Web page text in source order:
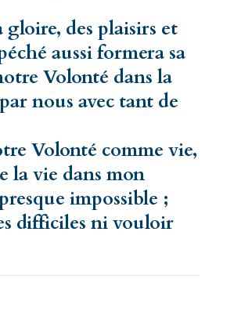
des plaisirs et
aussi formera sa
Volonté dans la
nous avec tant de
Volonté comme vie,
la vie dans mon
impossible ;
difficiles ni vouloir